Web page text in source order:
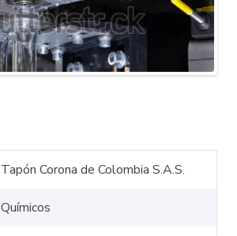
Tapón Corona de Colombia S.A.S.
Químicos